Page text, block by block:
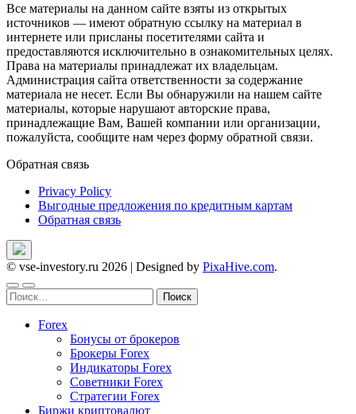
Все материалы на данном сайте взяты из открытых
источников — имеют обратную ссылку на материал в
интернете или присланы посетителями сайта и
предоставляются исключительно в ознакомительных целях.
Права на материалы принадлежат их владельцам.
Администрация сайта ответственности за содержание
материала не несет. Если Вы обнаружили на нашем сайте
материалы, которые нарушают авторские права,
принадлежащие Вам, Вашей компании или организации,
пожалуйста, сообщите нам через форму обратной связи.
Обратная связь
Privacy Policy
Выгодные предложения по кредитным картам
Обратная связь
© vse-investory.ru 2026 | Designed by PixaHive.com.
Найти:
Forex
Бонусы от брокеров
Брокеры Forex
Индикаторы Forex
Советники Forex
Стратегии Forex
Биржи криптовалют